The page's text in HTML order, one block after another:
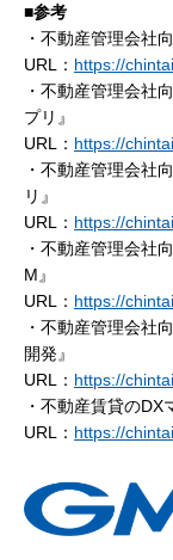
■参考
・不動産管理会社
URL： https://
・不動産管理会社
プリ』
URL： https://
・不動産管理会社
リ』
URL： https://
・不動産管理会社
M』
URL： https://
・不動産管理会社
開発』
URL： https://
・不動産賃貸のDX
URL： https://